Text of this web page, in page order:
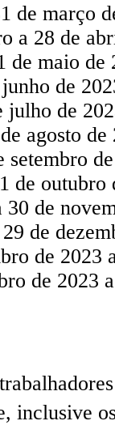
de março
a 28 de
de maio de
de
julho de
agosto de
de outubro
30 de
de
de 2023
de 2023
inclusive